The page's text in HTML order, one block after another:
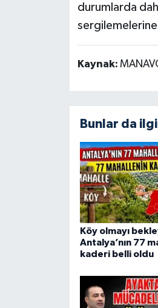
durumlarda
sergilemelerine
Kaynak:
Bunlar da
Köy olmayı
Antalya’nın 77
kaderi belli oldu